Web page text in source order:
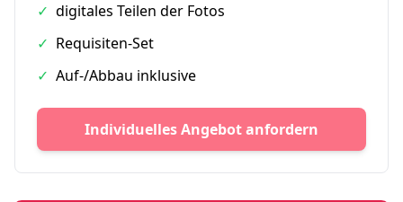
✓ digitales Teilen der Fotos
✓ Requisiten-Set
✓ Auf-/Abbau inklusive
Individuelles Angebot anfordern